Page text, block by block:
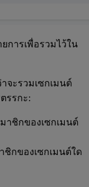
การเพื่อรวมไว้ใน
จะรวมเซกเมนต์
รรกะ:
าชิกของเซกเมนต์
ชิกของเซกเมนต์ใด